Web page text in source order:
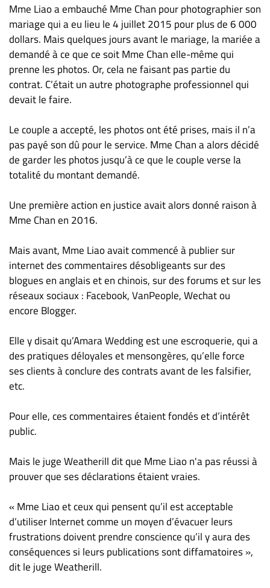
Mme Liao a embauché Mme Chan pour photographier son
mariage qui a eu lieu le 4 juillet 2015 pour plus de 6 000
dollars. Mais quelques jours avant le mariage, la mariée a
demandé à ce que ce soit Mme Chan elle-même qui
prenne les photos. Or, cela ne faisant pas partie du
contrat. C’était un autre photographe professionnel qui
devait le faire.
Le couple a accepté, les photos ont été prises, mais il n’a
pas payé son dû pour le service. Mme Chan a alors décidé
de garder les photos jusqu’à ce que le couple verse la
totalité du montant demandé.
Une première action en justice avait alors donné raison à
Mme Chan en 2016.
Mais avant, Mme Liao avait commencé à publier sur
internet des commentaires désobligeants sur des
blogues en anglais et en chinois, sur des forums et sur les
réseaux sociaux : Facebook, VanPeople, Wechat ou
encore Blogger.
Elle y disait qu’Amara Wedding est une escroquerie, qui a
des pratiques déloyales et mensongères, qu’elle force
ses clients à conclure des contrats avant de les falsifier,
etc.
Pour elle, ces commentaires étaient fondés et d’intérêt
public.
Mais le juge Weatherill dit que Mme Liao n'a pas réussi à
prouver que ses déclarations étaient vraies.
« Mme Liao et ceux qui pensent qu’il est acceptable
d’utiliser Internet comme un moyen d’évacuer leurs
frustrations doivent prendre conscience qu’il y aura des
conséquences si leurs publications sont diffamatoires »,
dit le juge Weatherill.